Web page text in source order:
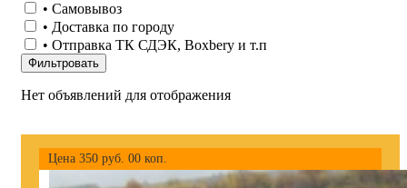
• Самовывоз
• Доставка по городу
• Отправка ТК СДЭК, Boxbery и т.п
Фильтровать
Нет объявлений для отображения
Цена 350 руб. 00 коп.